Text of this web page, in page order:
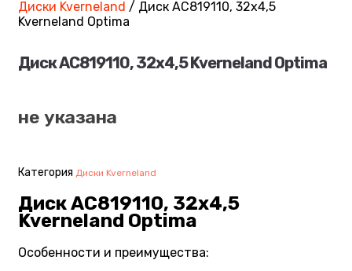
Диски Kverneland / Диск AC819110, 32х4,5
Kverneland Optima
Диск AC819110, 32х4,5 Kverneland Optima
не указана
Категория Диски Kverneland
Диск AC819110, 32х4,5
Kverneland Optima
Особенности и преимущества: